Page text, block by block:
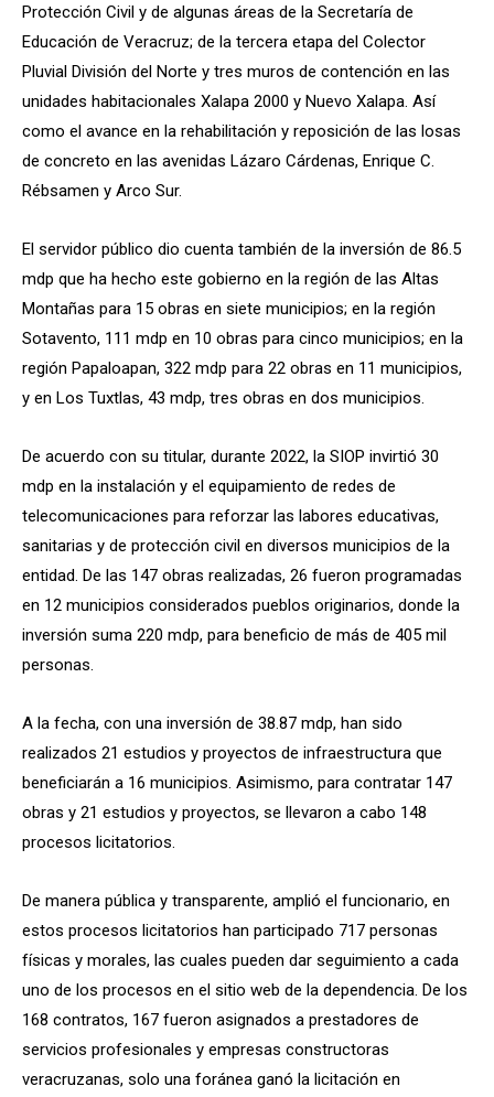
Protección Civil y de algunas áreas de la Secretaría de
Educación de Veracruz; de la tercera etapa del Colector
Pluvial División del Norte y tres muros de contención en las
unidades habitacionales Xalapa 2000 y Nuevo Xalapa. Así
como el avance en la rehabilitación y reposición de las losas
de concreto en las avenidas Lázaro Cárdenas, Enrique C.
Rébsamen y Arco Sur.
El servidor público dio cuenta también de la inversión de 86.5
mdp que ha hecho este gobierno en la región de las Altas
Montañas para 15 obras en siete municipios; en la región
Sotavento, 111 mdp en 10 obras para cinco municipios; en la
región Papaloapan, 322 mdp para 22 obras en 11 municipios,
y en Los Tuxtlas, 43 mdp, tres obras en dos municipios.
De acuerdo con su titular, durante 2022, la SIOP invirtió 30
mdp en la instalación y el equipamiento de redes de
telecomunicaciones para reforzar las labores educativas,
sanitarias y de protección civil en diversos municipios de la
entidad. De las 147 obras realizadas, 26 fueron programadas
en 12 municipios considerados pueblos originarios, donde la
inversión suma 220 mdp, para beneficio de más de 405 mil
personas.
A la fecha, con una inversión de 38.87 mdp, han sido
realizados 21 estudios y proyectos de infraestructura que
beneficiarán a 16 municipios. Asimismo, para contratar 147
obras y 21 estudios y proyectos, se llevaron a cabo 148
procesos licitatorios.
De manera pública y transparente, amplió el funcionario, en
estos procesos licitatorios han participado 717 personas
físicas y morales, las cuales pueden dar seguimiento a cada
uno de los procesos en el sitio web de la dependencia. De los
168 contratos, 167 fueron asignados a prestadores de
servicios profesionales y empresas constructoras
veracruzanas, solo una foránea ganó la licitación en